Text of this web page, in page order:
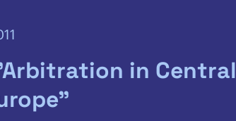
in Central